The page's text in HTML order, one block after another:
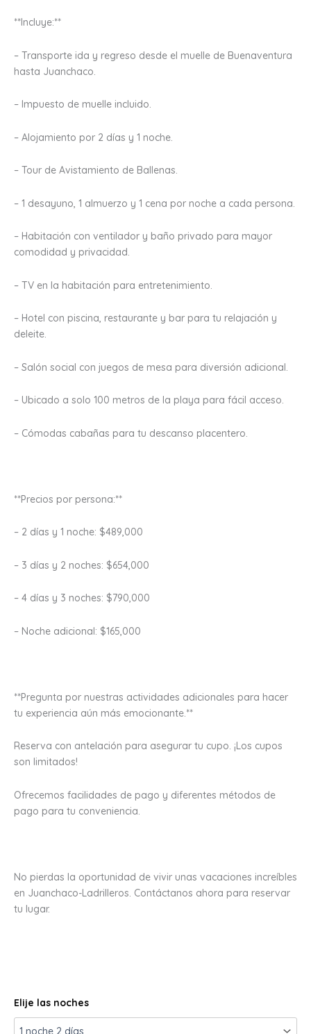
**Incluye:**
– Transporte ida y regreso desde el muelle de Buenaventura
hasta Juanchaco.
– Impuesto de muelle incluido.
– Alojamiento por 2 días y 1 noche.
– Tour de Avistamiento de Ballenas.
– 1 desayuno, 1 almuerzo y 1 cena por noche a cada persona.
– Habitación con ventilador y baño privado para mayor
comodidad y privacidad.
– TV en la habitación para entretenimiento.
– Hotel con piscina, restaurante y bar para tu relajación y
deleite.
– Salón social con juegos de mesa para diversión adicional.
– Ubicado a solo 100 metros de la playa para fácil acceso.
– Cómodas cabañas para tu descanso placentero.
**Precios por persona:**
– 2 días y 1 noche: $489,000
– 3 días y 2 noches: $654,000
– 4 días y 3 noches: $790,000
– Noche adicional: $165,000
**Pregunta por nuestras actividades adicionales para hacer
tu experiencia aún más emocionante.**
Reserva con antelación para asegurar tu cupo. ¡Los cupos
son limitados!
Ofrecemos facilidades de pago y diferentes métodos de
pago para tu conveniencia.
No pierdas la oportunidad de vivir unas vacaciones increíbles
en Juanchaco-Ladrilleros. Contáctanos ahora para reservar
tu lugar.
Elije las noches